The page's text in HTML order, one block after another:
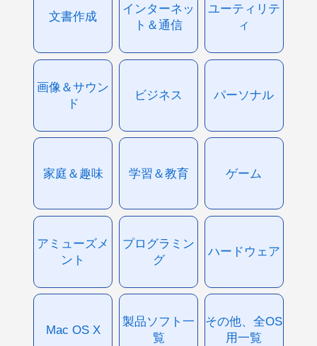
文書作成
インターネッ
ト＆通信
ユーティリテ
ィ
画像＆サウン
ド
ビジネス パーソナル
家庭＆趣味 学習＆教育 ゲーム
アミューズメ
ント
プログラミン
グ
ハードウェア
Mac OS X
製品ソフト一
覧
その他、全OS
用一覧